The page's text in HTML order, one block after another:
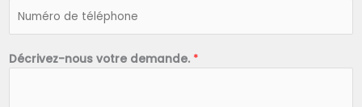
Décrivez-nous votre demande. *